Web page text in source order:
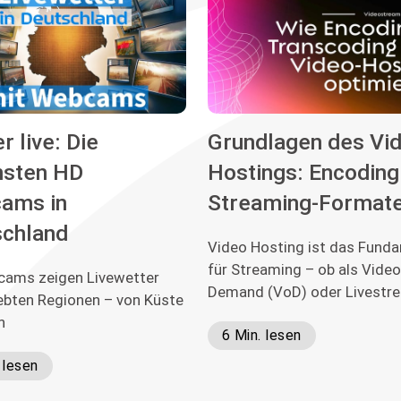
live: Die
HD
in
zeigen Livewetter
Regionen – von Küste
Grundlagen des
Hostings:
Streaming-
Video Hosting ist das
für Streaming – ob als
Demand (VoD) oder
6 Min. lesen